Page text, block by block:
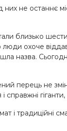
не останнє
близько
охоче
назва.
перець не
гіганти,